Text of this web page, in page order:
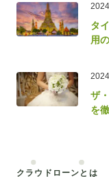
タ
用
ザ
を
クラウドローンとは